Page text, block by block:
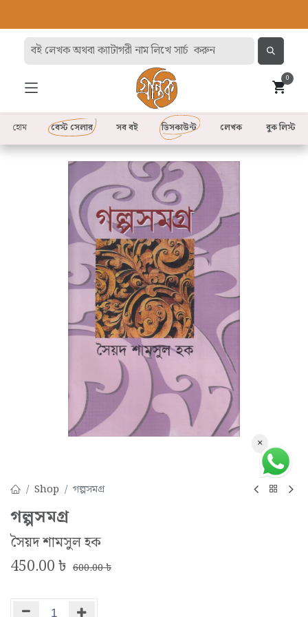
0
হোম বেস্ট সেলার সব বই লেখক
ডিসকাউন্ট বুক লিস্ট
Shop গল্পসমগ্র
গল্পসমগ্র
সৈয়দ শামসুল হক
450.00৳ 600.00৳
×